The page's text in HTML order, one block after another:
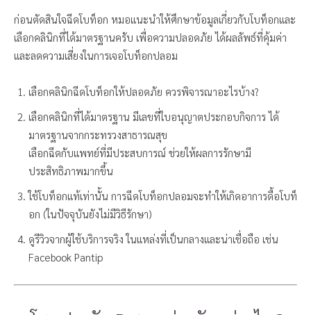
ก่อนตัดสินใจฉีดโบท็อก หมอแนะนำให้ศึกษาข้อมูลเกี่ยวกับโบท็อกและ
เลือกคลินิกที่ได้มาตรฐานครับ เพื่อความปลอดภัย ได้ผลลัพธ์ที่คุ้มค่า
และลดความเสี่ยงในการเจอโบท็อกปลอม
เลือกคลินิกฉีดโบท็อกให้ปลอดภัย ควรพิจารณาอะไรบ้าง?
เลือกคลินิกที่ได้มาตรฐาน มีเลขที่ใบอนุญาตประกอบกิจการ ได้
มาตรฐานจากกระทรวงสาธารณสุข
เลือกฉีดกับแพทย์ที่มีประสบการณ์ ช่วยให้ผลการรักษามี
ประสิทธิภาพมากขึ้น
ใช้โบท็อกแท้เท่านั้น การฉีดโบท็อกปลอมจะทำให้เกิดอาการดื้อโบท็
อก (ในปัจจุบันยังไม่มีวิธีรักษา)
ดูรีวิวจากผู้ใช้บริการจริง ในแหล่งที่เป็นกลางและน่าเชื่อถือ เช่น
Facebook Pantip